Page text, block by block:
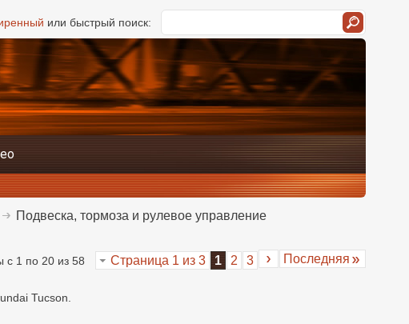
или быстрый поиск:
Подвеска, тормоза и рулевое управление
Страница 1 из 3 1 2 3 Последняя
с 1 по 20 из 58
Tucson.